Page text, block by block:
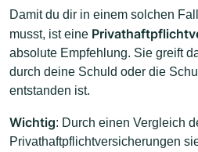
Damit du dir in einem solchen
musst, ist eine
absolute Empfehlung. Sie greift
durch deine Schuld oder die
entstanden ist.
Wichtig: Durch einen Vergleich
Privathaftpflichtversicherungen